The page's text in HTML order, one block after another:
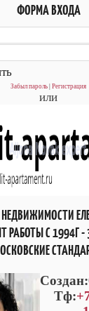
ФОРМА ВХОДА
Забыл пароль Регистрация
или
НЕДВИЖИМОСТИ
РАБОТЫ С 1994Г -
Тф: